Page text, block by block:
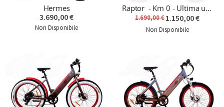
Hermes
3.690,00 €
Non Disponibile
Raptor - Km 0 - Ultima unità
1.690,00 €1.150,00 €
Non Disponibile